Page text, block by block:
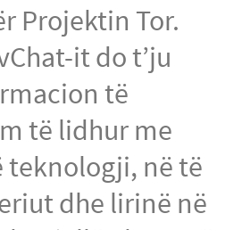
Projektin Tor.
it do t’ju
të
të lidhur me
teknologji, në të
dhe lirinë në